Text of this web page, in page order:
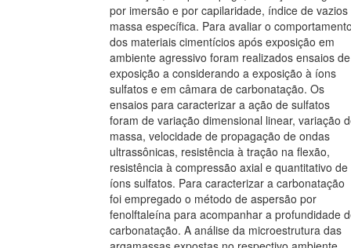
por imersão e por capilaridade, índice de vazios
massa específica. Para avaliar o
dos materiais cimentícios após exposição em
ambiente agressivo foram realizados ensaios de
exposição a considerando a exposição à íons
sulfatos e em câmara de carbonatação. Os
ensaios para caracterizar a ação de sulfatos
foram de variação dimensional linear, variação
massa, velocidade de propagação de ondas
ultrassônicas, resistência à tração na flexão,
resistência à compressão axial e quantitativo de
íons sulfatos. Para caracterizar a carbonatação
foi empregado o método de aspersão por
fenolftaleína para acompanhar a profundidade
carbonatação. A análise da microestrutura das